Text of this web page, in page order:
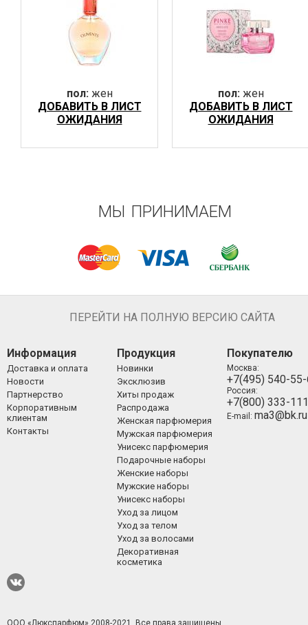
пол: жен
ДОБАВИТЬ В ЛИСТ
ОЖИДАНИЯ
пол: жен
ДОБАВИТЬ В ЛИСТ
ОЖИДАНИЯ
МЫ ПРИНИМАЕМ
ПЕРЕЙТИ НА ПОЛНУЮ ВЕРСИЮ САЙТА
Информация
Доставка и оплата
Новости
Партнерство
Корпоративным
клиентам
Контакты
Продукция
Новинки
Эксклюзив
Хиты продаж
Распродажа
Женская парфюмерия
Мужская парфюмерия
Унисекс парфюмерия
Подарочные наборы
Женские наборы
Мужские наборы
Унисекс наборы
Уход за лицом
Уход за телом
Уход за волосами
Декоративная
косметика
Покупателю
Москва:
+7(495) 540-
Россия:
+7(800) 333-
E-mail: ma3@bk.ru
ООО «Люкспарфюм» 2008-2021. Все права защищены.